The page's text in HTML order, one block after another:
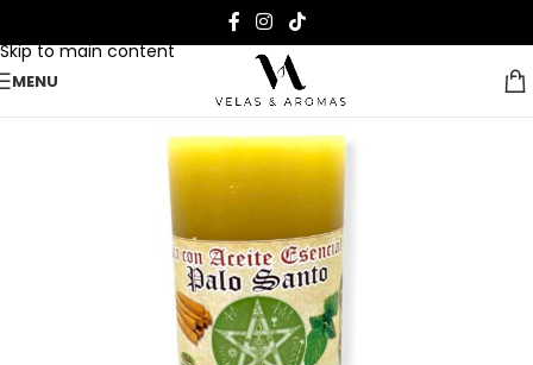
Skip to main content
MENU